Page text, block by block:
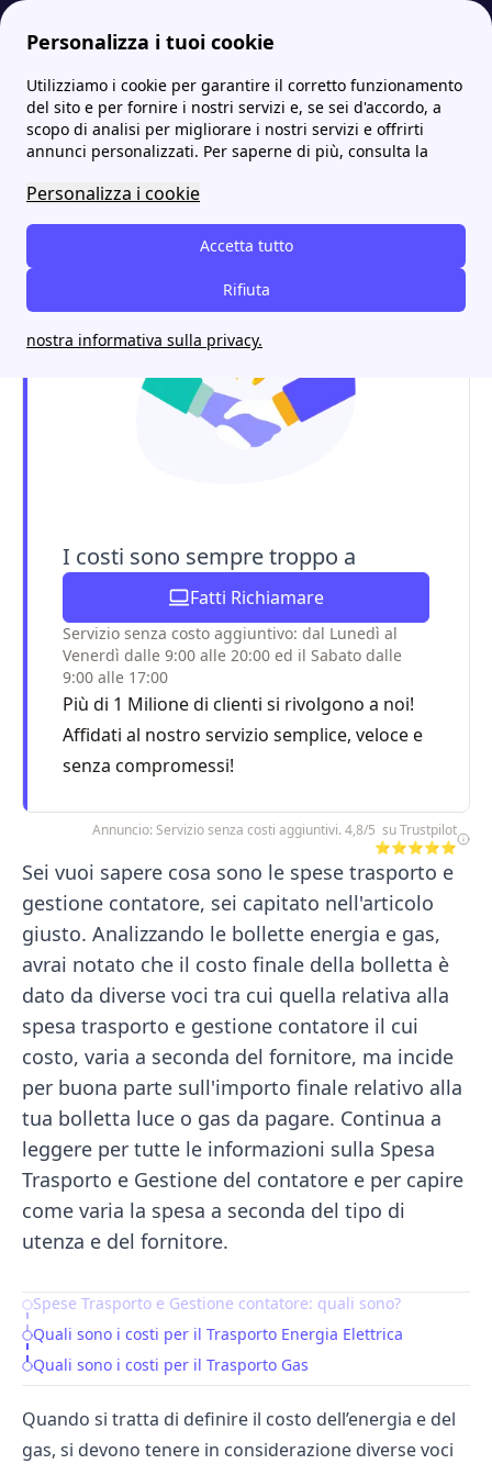
Personalizza i tuoi cookie
Utilizziamo i cookie per garantire il corretto funzionamento
del sito e per fornire i nostri servizi e, se sei d'accordo, a
scopo di analisi per migliorare i nostri servizi e offrirti
annunci personalizzati. Per saperne di più, consulta la
Personalizza i cookie
Accetta tutto
Rifiuta
nostra informativa sulla privacy.
Energia-Luce.it Bolletta della Luce Cosa sono le spese trasporto e gestione contatore
Cosa sono le spese
trasporto e gestione
contatore
I costi sono sempre troppo a
Fatti Richiamare
Servizio senza costo aggiuntivo: dal Lunedì al
Venerdì dalle 9:00 alle 20:00 ed il Sabato dalle
9:00 alle 17:00
Più di 1 Milione di clienti si rivolgono a noi!
Affidati al nostro servizio semplice, veloce e
senza compromessi!
Annuncio: Servizio senza costi aggiuntivi. 4,8/5 su Trustpilot
⭐⭐⭐⭐⭐
Sei vuoi sapere cosa sono le spese trasporto e
gestione contatore, sei capitato nell'articolo
giusto. Analizzando le bollette energia e gas,
avrai notato che il costo finale della bolletta è
dato da diverse voci tra cui quella relativa alla
spesa trasporto e gestione contatore il cui
costo, varia a seconda del fornitore, ma incide
per buona parte sull'importo finale relativo alla
tua bolletta luce o gas da pagare. Continua a
leggere per tutte le informazioni sulla Spesa
Trasporto e Gestione del contatore e per capire
come varia la spesa a seconda del tipo di
utenza e del fornitore.
Table of Contents
Spese Trasporto e Gestione contatore: quali sono?
Quali sono i costi per il Trasporto Energia Elettrica
Quali sono i costi per il Trasporto Gas
Quando si tratta di definire il costo dell’energia e del
gas, si devono tenere in considerazione diverse voci